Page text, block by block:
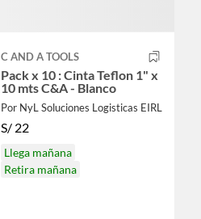
C AND A TOOLS
Pack x 10 : Cinta Teflon 1" x
10 mts C&A - Blanco
Por NyL Soluciones Logisticas EIRL
S/ 22
Llega mañana
Retira mañana